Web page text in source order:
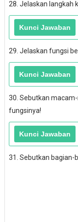
28. Jelaskan langkah
29. Jelaskan fungsi
30. Sebutkan
fungsinya!
31. Sebutkan bagian-